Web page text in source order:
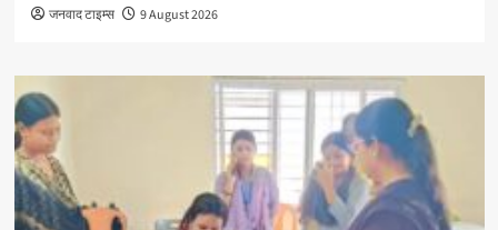
जनवाद टाइम्स 9 August 2026